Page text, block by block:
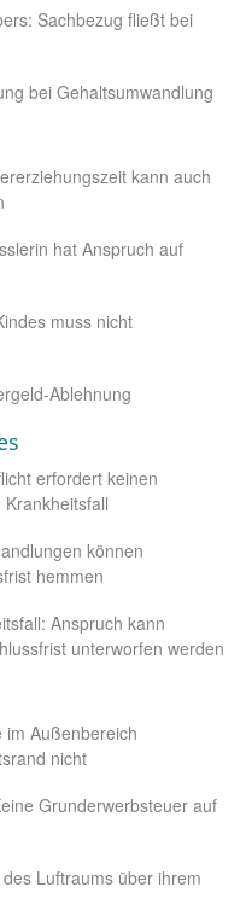
Sachbezug fließt bei
bei Gehaltsumwandlung
kann auch
hat Anspruch auf
muss nicht
Ablehnung
erfordert keinen
können
hemmen
Anspruch kann
unterworfen werden
im Außenbereich
nicht
Grunderwerbsteuer auf
Luftraums über ihrem